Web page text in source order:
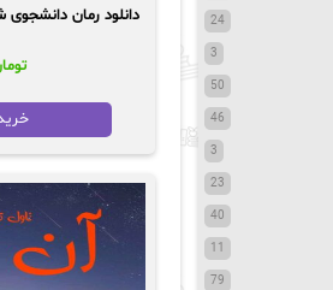
24
3
50
46
3
23
40
11
79